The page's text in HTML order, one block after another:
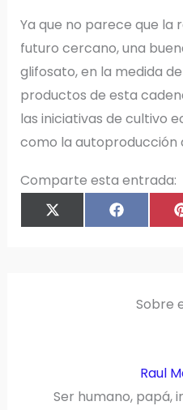
Ya que no parece que la
futuro cercano, una
glifosato, en la medida
productos de esta
las iniciativas de cultivo
como la autoproducción
Comparte esta entrada:
COMPARTIR
EN
X
T
F
C
Sobre
Raul
Ser humano, papá,